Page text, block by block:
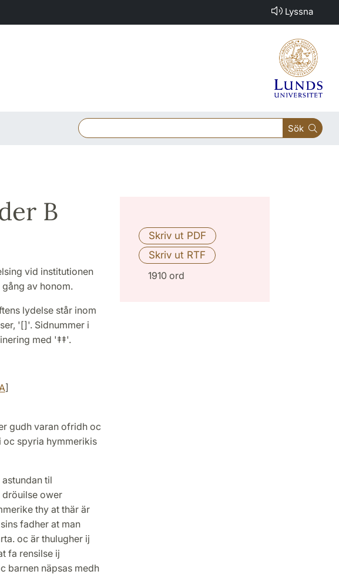
Lyssna
Sök
B
vid institutionen
av honom.
lydelse står inom
'[]'. Sidnummer i
med '‡‡'.
]
gudh varan ofridh oc
spyria hymmerikis
til
ower
thy at thär är
fadher at man
oc är thulugher ij
fa rensilse ij
barnen näpsas medh
1910 ord